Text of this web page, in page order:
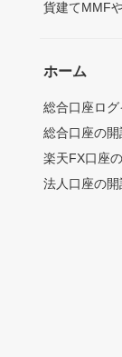
貨建てMMF
ホーム
総合口座ログ
総合口座の開
楽天FX口座
法人口座の開